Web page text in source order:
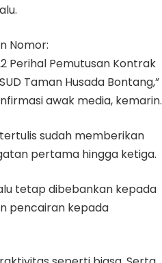
Nomor:
Perihal Pemutusan Kontrak
Taman Husada Bontang,”
awak media, kemarin.
sudah memberikan
pertama hingga ketiga.
tetap dibebankan kepada
pencairan kepada